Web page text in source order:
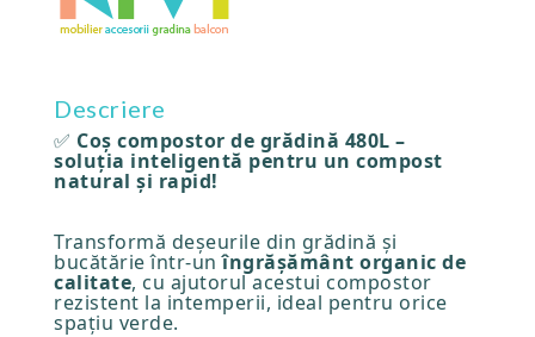
Descriere
✅ Coș compostor de grădină 480L –
soluția inteligentă pentru un compost
natural și rapid!
Transformă deșeurile din grădină și
bucătărie într-unîngrășământ organic de
calitate, cu ajutorul acestui compostor
rezistent la intemperii, ideal pentru orice
spațiu verde.